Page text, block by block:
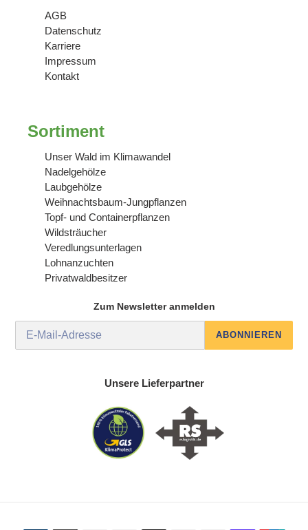
AGB
Datenschutz
Karriere
Impressum
Kontakt
Sortiment
Unser Wald im Klimawandel
Nadelgehölze
Laubgehölze
Weihnachtsbaum-Jungpflanzen
Topf- und Containerpflanzen
Wildsträucher
Veredlungsunterlagen
Lohnanzuchten
Privatwaldbesitzer
Zum Newsletter anmelden
ABONNIEREN
Unsere Lieferpartner